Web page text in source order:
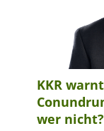
KKR
wer nicht?